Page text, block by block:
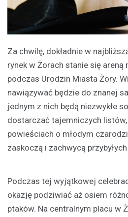
Za chwilę, dokładnie w
rynek w Żorach stanie się
podczas Urodzin Miasta Żory.
nawiązywać będzie do znanej
jednym z nich będą niezwykłe
dostarczać tajemniczych listów,
powieściach o młodym
zaskoczą i zachwycą
Podczas tej wyjątkowej
okazję podziwiać aż osiem
ptaków. Na centralnym placu w